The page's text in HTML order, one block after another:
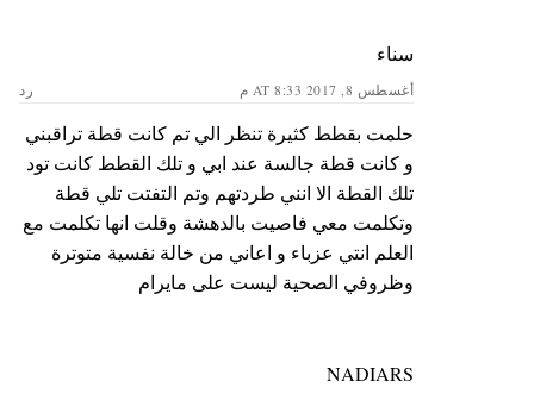
سناء
أغسطس 8, 2017 AT 8:33 م رد
حلمت بقطط كثيرة تنظر الي تم كانت قطة تراقبني
و كانت قطة جالسة عند ابي و تلك القطط كانت تود
تلك القطة الا انني طردتهم وتم التفتت تلي قطة
وتكلمت معي فاصيت بالدهشة وقلت انها تكلمت مع
العلم انتي عزباء و اعاني من خالة نفسية متوترة
وظروفي الصحية ليست على مايرام
NADIARS